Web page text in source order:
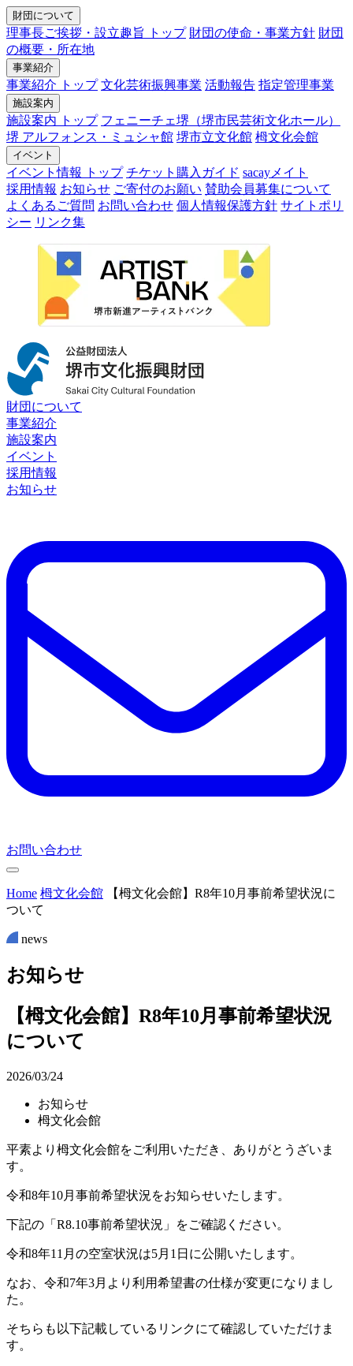
財団について
理事長ご挨拶・設立趣旨 トップ 財団の使命・事業方針 財団
の概要・所在地
事業紹介
事業紹介 トップ 文化芸術振興事業 活動報告 指定管理事業
施設案内
施設案内 トップ フェニーチェ堺（堺市民芸術文化ホール）
堺 アルフォンス・ミュシャ館 堺市立文化館 栂文化会館
イベント
イベント情報 トップ チケット購入ガイド sacayメイト
採用情報 お知らせ ご寄付のお願い 賛助会員募集について
よくあるご質問 お問い合わせ 個人情報保護方針 サイトポリ
シー リンク集
財団について
事業紹介
施設案内
イベント
採用情報
お知らせ
お問い合わせ
Home 栂文化会館
【栂文化会館】R8年10月事前希望状況に
ついて
news
お知らせ
【栂文化会館】R8年10月事前希望状況
について
2026/03/24
お知らせ
栂文化会館
平素より栂文化会館をご利用いただき、ありがとうざいま
す。
令和8年10月事前希望状況をお知らせいたします。
下記の「R8.10事前希望状況」をご確認ください。
令和8年11月の空室状況は5月1日に公開いたします。
なお、令和7年3月より利用希望書の仕様が変更になりまし
た。
そちらも以下記載しているリンクにて確認していただけま
す。